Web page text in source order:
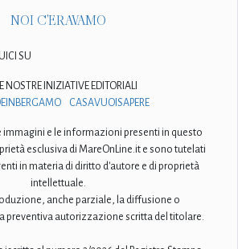
NOI C'ERAVAMO
SU
NOSTRE INIZIATIVE EDITORIALI
CASAVUOISAPERE
immagini e le informazioni presenti in questo
esclusiva di MareOnLine.it e sono tutelati
in materia di diritto d'autore e di proprietà
intellettuale.
anche parziale, la diffusione o
preventiva autorizzazione scritta del titolare.